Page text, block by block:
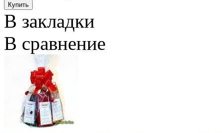
В закладки
В сравнение